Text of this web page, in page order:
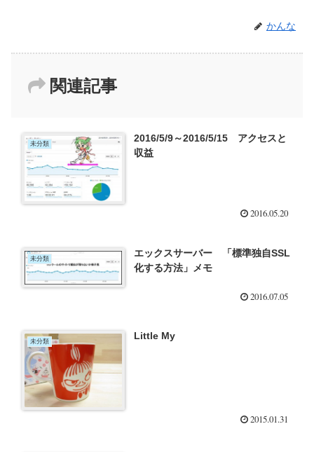
かんな
関連記事
未分類
2016/5/9～2016/5/15 アクセスと
収益
2016.05.20
未分類
エックスサーバー 「標準独自SSL
化する方法」メモ
2016.07.05
未分類 Little My
2015.01.31